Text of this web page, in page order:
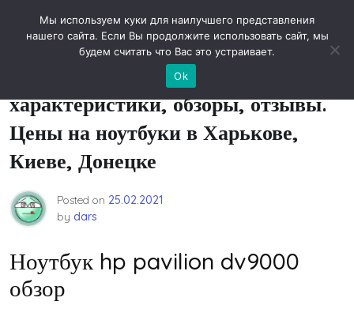
Новости технологий
HP Pavilion dv9000: цены,
характеристики, обзоры, отзывы.
Цены на ноутбуки в Харькове,
Киеве, Донецке
Posted on 25.02.2021
by dars
Ноутбук hp pavilion dv9000
обзор
Мы используем куки для наилучшего представления
нашего сайта. Если Вы продолжите использовать сайт, мы
будем считать что Вас это устраивает.
Ok